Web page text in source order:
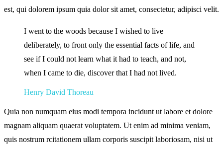
est, qui dolorem ipsum quia dolor sit amet, consectetur, adipisci velit.
I went to the woods because I wished to live
deliberately, to front only the essential facts of life, and
see if I could not learn what it had to teach, and not,
when I came to die, discover that I had not lived.
Henry David Thoreau
Quia non numquam eius modi tempora incidunt ut labore et dolore
magnam aliquam quaerat voluptatem. Ut enim ad minima veniam,
quis nostrum rcitationem ullam corporis suscipit laboriosam, nisi ut